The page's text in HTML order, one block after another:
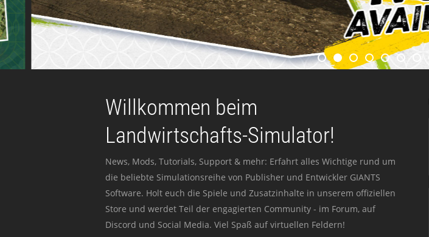
Willkommen beim
Landwirtschafts-Simulator!
News, Mods, Tutorials, Support & mehr: Erfahrt alles Wichtige rund um
die beliebte Simulationsreihe von Publisher und Entwickler GIANTS
Software. Holt euch die Spiele und Zusatzinhalte in unserem offiziellen
Store und werdet Teil der engagierten Community - im Forum, auf
Discord und Social Media. Viel Spaß auf virtuellen Feldern!